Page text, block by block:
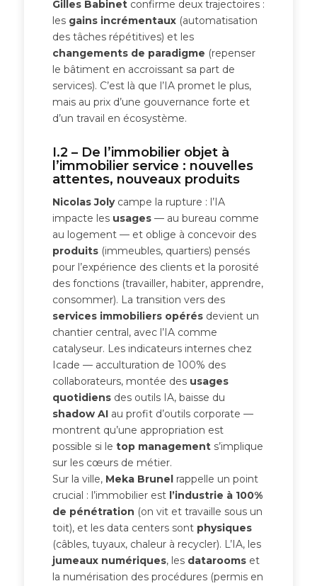
Gilles Babinetconfirme deux trajectoires :
les gains incrémentaux(automatisation
des tâches répétitives) et les
changements de paradigme (repenser
le bâtiment en accroissant sa part de
services). C’est là que l’IA promet le plus,
mais au prix d’une gouvernance forte et
d’un travail en écosystème.
I.2 – De l’immobilier objet à
l’immobilier service : nouvelles
attentes, nouveaux produits
Nicolas Jolycampe la rupture : l’IA
impacte les usages— au bureau comme
au logement — et oblige à concevoir des
produits(immeubles, quartiers) pensés
pour l’expérience des clients et la porosité
des fonctions (travailler, habiter, apprendre,
consommer). La transition vers des
services immobiliers opérésdevient un
chantier central, avec l’IA comme
catalyseur. Les indicateurs internes chez
Icade — acculturation de 100% des
collaborateurs, montée des usages
quotidiensdes outils IA, baisse du
shadow AIau profit d’outils corporate —
montrent qu’une appropriation est
possible si le top managements’implique
sur les cœurs de métier.
Sur la ville, Meka Brunel rappelle un point
crucial : l’immobilier est l’industrie à 100%
de pénétration (on vit et travaille sous un
toit), et les data centers sontphysiques
(câbles, tuyaux, chaleur à recycler). L’IA, les
jumeaux numériques, les dataroomset
la numérisation des procédures (permis en